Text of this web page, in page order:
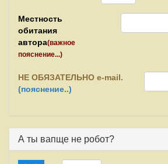
Местность
обитания
автора(важное
пояснение...)
НЕ ОБЯЗАТЕЛЬНО e-mail.
(пояснение..)
А ты вапще не робот?